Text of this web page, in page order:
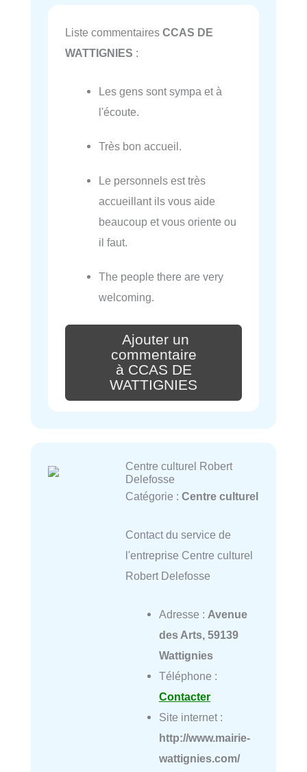
Liste commentaires CCAS DE
WATTIGNIES :
Les gens sont sympa et à
l'écoute.
Très bon accueil.
Le personnels est très
accueillant ils vous aide
beaucoup et vous oriente ou
il faut.
The people there are very
welcoming.
Ajouter un
commentaire
à CCAS DE
WATTIGNIES
Centre culturel Robert
Delefosse
Catégorie : Centre culturel
Contact du service de
l'entreprise Centre culturel
Robert Delefosse
Adresse : Avenue
des Arts, 59139
Wattignies
Téléphone :
Contacter
Site internet :
http://www.mairie-
wattignies.com/